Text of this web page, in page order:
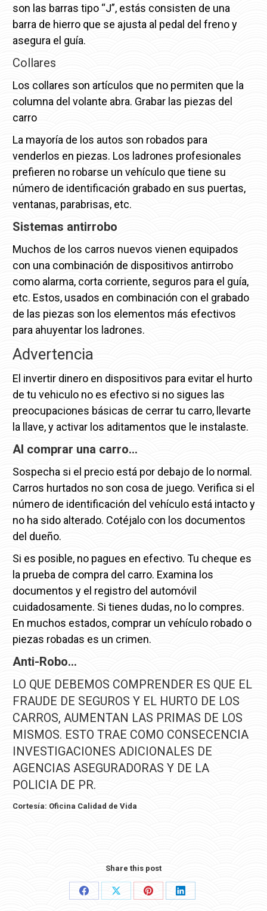
son las barras tipo “J”, estás consisten de una
barra de hierro que se ajusta al pedal del freno y
asegura el guía.
Collares
Los collares son artículos que no permiten que la
columna del volante abra. Grabar las piezas del
carro
La mayoría de los autos son robados para
venderlos en piezas. Los ladrones profesionales
prefieren no robarse un vehículo que tiene su
número de identificación grabado en sus puertas,
ventanas, parabrisas, etc.
Sistemas antirrobo
Muchos de los carros nuevos vienen equipados
con una combinación de dispositivos antirrobo
como alarma, corta corriente, seguros para el guía,
etc. Estos, usados en combinación con el grabado
de las piezas son los elementos más efectivos
para ahuyentar los ladrones.
Advertencia
El invertir dinero en dispositivos para evitar el hurto
de tu vehiculo no es efectivo si no sigues las
preocupaciones básicas de cerrar tu carro, llevarte
la llave, y activar los aditamentos que le instalaste.
Al comprar una carro…
Sospecha si el precio está por debajo de lo normal.
Carros hurtados no son cosa de juego. Verifica si el
número de identificación del vehículo está intacto y
no ha sido alterado. Cotéjalo con los documentos
del dueño.
Si es posible, no pagues en efectivo. Tu cheque es
la prueba de compra del carro. Examina los
documentos y el registro del automóvil
cuidadosamente. Si tienes dudas, no lo compres.
En muchos estados, comprar un vehículo robado o
piezas robadas es un crimen.
Anti-Robo…
LO QUE DEBEMOS COMPRENDER ES QUE EL
FRAUDE DE SEGUROS Y EL HURTO DE LOS
CARROS, AUMENTAN LAS PRIMAS DE LOS
MISMOS. ESTO TRAE COMO CONSECENCIA
INVESTIGACIONES ADICIONALES DE
AGENCIAS ASEGURADORAS Y DE LA
POLICIA DE PR.
Cortesía: Oficina Calidad de Vida
Share this post
Share
Share
Share
Share